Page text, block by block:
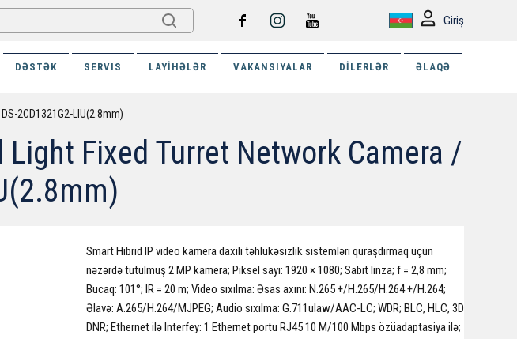
Giriş
DƏSTƏK SERVIS LAYIHƏLƏR VAKANSIYALAR DILERLƏR ƏLAQƏ
2CD1321G2-LIU(2.8mm)
Fixed Turret Network Camera /
Smart Hibrid IP video kamera daxili təhlükəsizlik sistemləri quraşdırmaq üçün
nəzərdə tutulmuş 2 MP kamera; Piksel sayı: 1920 × 1080; Sabit linza; f = 2,8 mm;
Bucaq: 101°; IR = 20 m; Video sıxılma: Əsas axını: N.265 +/H.265/H.264 +/H.264;
Əlavə: A.265/H.264/MJPEG; Audio sıxılma: G.711ulaw/AAC-LC; WDR; BLC, HLC, 3D
DNR; Ethernet ilə Interfey: 1 Ethernet portu RJ45 10 M/100 Mbps özüadaptasiya ilə;